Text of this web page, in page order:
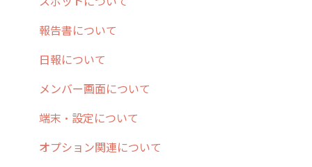
【業界業種別】cyzen設定方法
帳票出力
メッセージ・ファイル添付
商品
各種設定・その他
パフォーマンス
外部リンク
お知らせ
設定
活動通知
内線電話
商品
各種設定・ログイン
その他オプション
IP接続制限・端末認証設定
契約・その他
報告書について
日報について
メンバー画面について
端末・設定について
オプション関連について